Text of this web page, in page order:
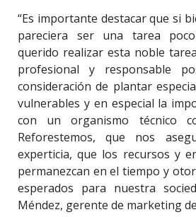
“Es importante destacar que si
pareciera ser una tarea
querido realizar esta noble
profesional y responsable
consideración de plantar
vulnerables y en especial la
con un organismo técnico
Reforestemos, que nos
experticia, que los recursos y
permanezcan en el tiempo y
esperados para nuestra
Méndez, gerente de marketing